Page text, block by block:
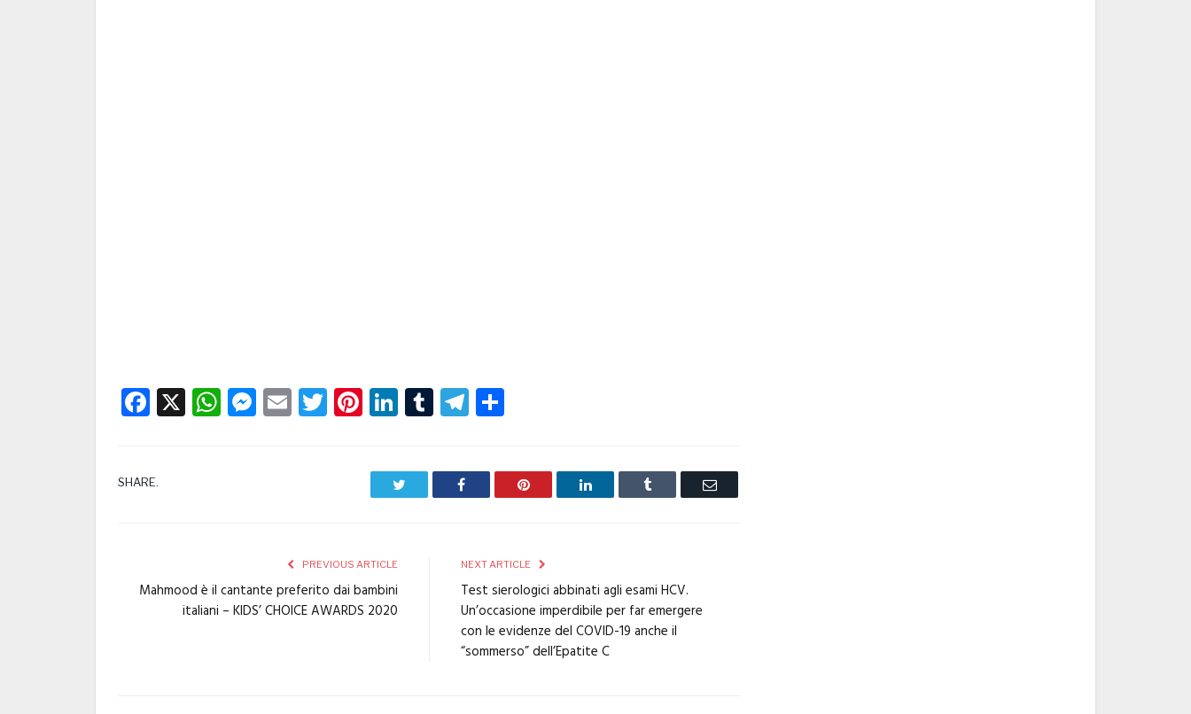
Facebook
X WhatsApp
Messenger
EmailTwitter
Pinterest
LinkedIn
TumblrTelegram
SHARE. Facebook Pinterest LinkedIn Tumblr Email
PREVIOUS ARTICLE
Mahmood è il cantante preferito dai bambini
italiani – KIDS’ CHOICE AWARDS 2020
NEXT ARTICLE
Test sierologici abbinati agli esami HCV.
Un’occasione imperdibile per far emergere
con le evidenze del COVID-19 anche il
“sommerso” dell’Epatite C